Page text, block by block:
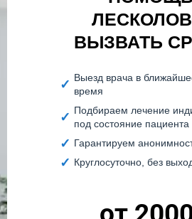
ВЫЗВАТЬ
Выезд врача в
время
Подбираем лечение
под состояние пациента
Гарантируем
Круглосуточно, без